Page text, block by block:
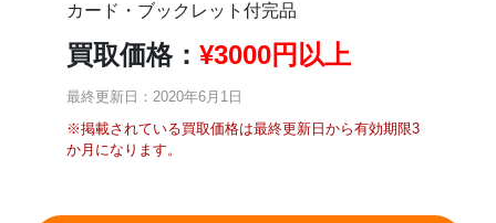
カード・ブックレット付完品
買取価格： ¥3000円以上
最終更新日：2020年6月1日
※掲載されている買取価格は最終更新日から有効期限3
か月になります。